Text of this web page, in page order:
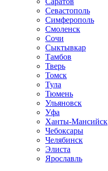
Севастополь
Симферополь
Смоленск
Сочи
Сыктывкар
Тамбов
Тверь
Томск
Тула
Тюмень
Ульяновск
Уфа
Ханты-Мансийск
Чебоксары
Челябинск
Элиста
Ярославль